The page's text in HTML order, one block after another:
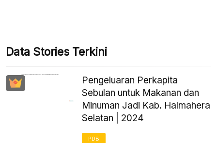
Data Stories Terkini
Pengeluaran Perkapita
Sebulan untuk Makanan dan
Minuman Jadi Kab. Halmahera
Selatan | 2024
PDB